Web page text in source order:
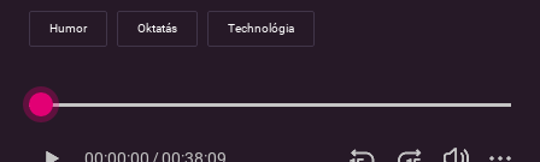
Humor Oktatás Technológia